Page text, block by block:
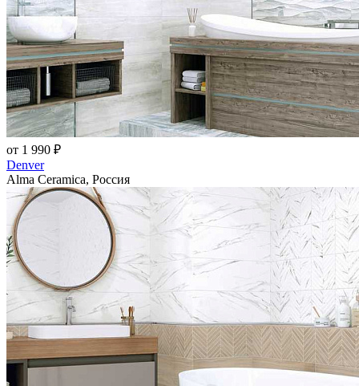
от 1 990 ₽
Denver
Alma Ceramica, Россия